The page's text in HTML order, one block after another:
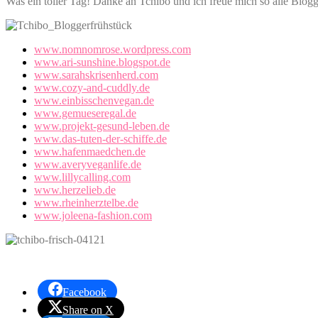
www.nomnomrose.wordpress.com
www.ari-sunshine.blogspot.de
www.sarahskrisenherd.com
www.cozy-and-cuddly.de
www.einbisschenvegan.de
www.gemueseregal.de
www.projekt-gesund-leben.de
www.das-tuten-der-schiffe.de
www.hafenmaedchen.de
www.averyveganlife.de
www.lillycalling.com
www.herzelieb.de
www.rheinherztelbe.de
www.joleena-fashion.com
Facebook
Share on X